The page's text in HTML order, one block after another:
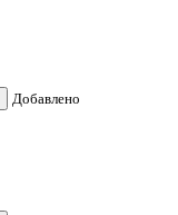
Добавлено